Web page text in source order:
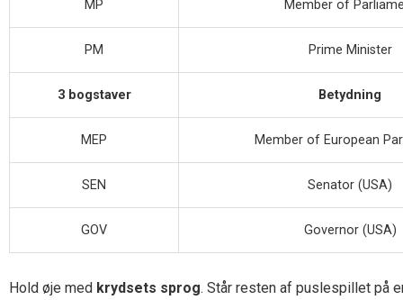
MP Member of
PM Prime Minister
3 bogstaver Betydning
MEP Member of European
SEN Senator (USA)
GOV Governor (USA)
Hold øje med krydsets sprog. Står resten af puslespillet på